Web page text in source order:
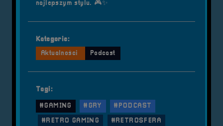
najlepszym stylu. 🎮✨
Kategorie:
Aktualności
Podcast
Tagi:
#GAMING #GRY
#PODCAST
#RETRO GAMING
#RETROSFERA